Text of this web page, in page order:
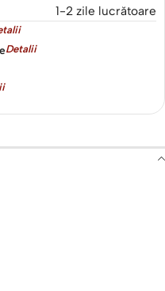
1-2 zile lucrătoare
Detalii